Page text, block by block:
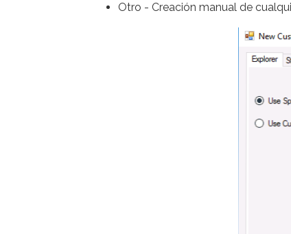
Otro - Creación manual de